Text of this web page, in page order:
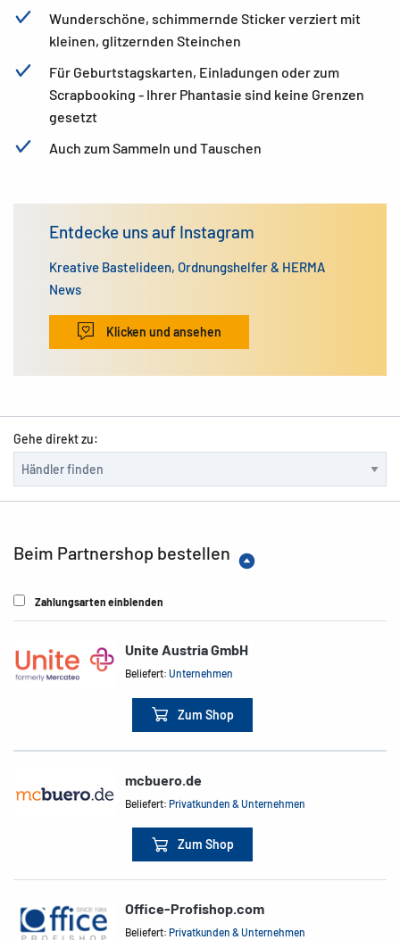
Wunderschöne, schimmernde Sticker verziert mit
kleinen, glitzernden Steinchen
Für Geburtstagskarten, Einladungen oder zum
Scrapbooking - Ihrer Phantasie sind keine Grenzen
gesetzt
Auch zum Sammeln und Tauschen
Entdecke uns auf Instagram
Kreative Bastelideen, Ordnungshelfer & HERMA
News
Klicken und ansehen
Gehe direkt zu:
Beim Partnershop bestellen
Zahlungsarten einblenden
Unite Austria GmbH
Beliefert:Unternehmen
Zum Shop
mcbuero.de
Beliefert:Privatkunden & Unternehmen
Zum Shop
Office-Profishop.com
Beliefert:Privatkunden & Unternehmen